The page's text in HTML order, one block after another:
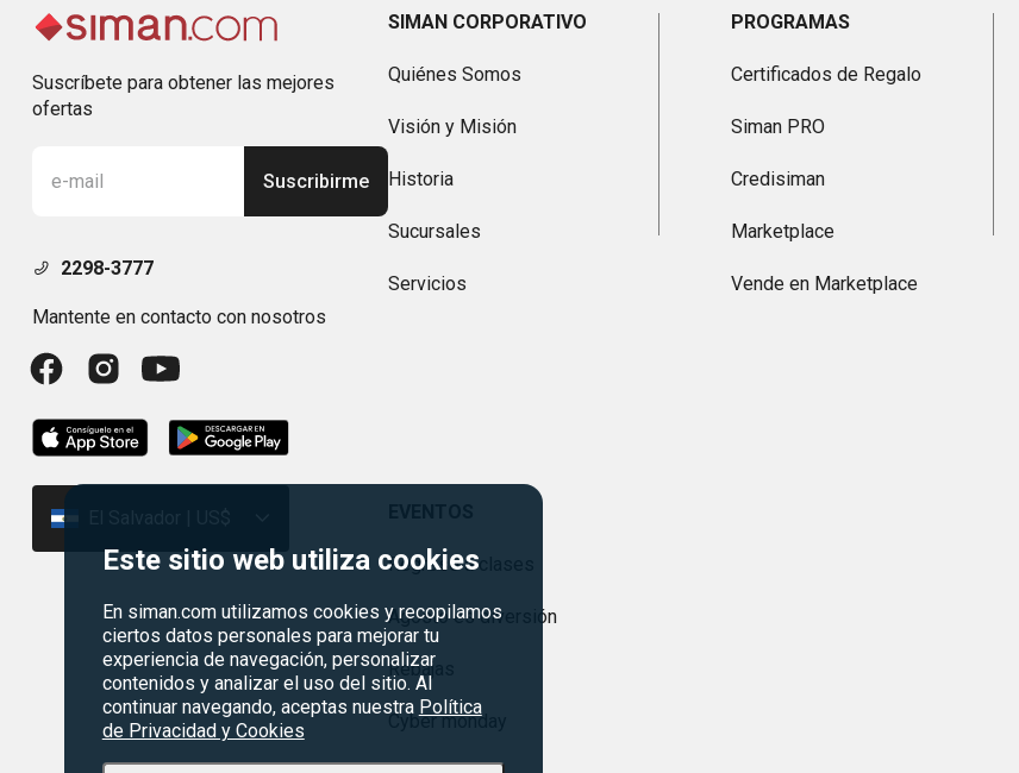
Este sitio web utiliza cookies
En siman.com utilizamos cookies y recopilamos
ciertos datos personales para mejorar tu
experiencia de navegación, personalizar
contenidos y analizar el uso del sitio. Al
continuar navegando, aceptas nuestra Política
de Privacidad y Cookies
Suscríbete para obtener las mejores
ofertas
Suscribirme
2298-3777
Mantente en contacto con nosotros
SIMAN CORPORATIVO
Quiénes Somos
Visión y Misión
Historia
Sucursales
Servicios
PROGRAMAS
Certificados de Regalo
Siman PRO
Credisiman
Marketplace
Vende en Marketplace
Regreso a clases
Agosto es diversión
Rebajas
Cyber monday